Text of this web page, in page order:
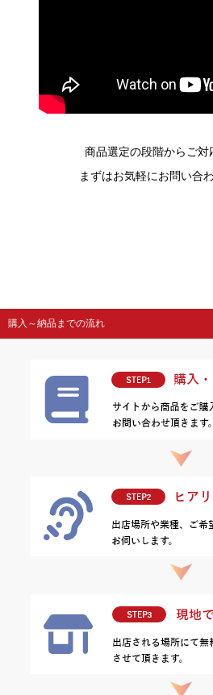
商品選定の段階からご対
まずはお気軽にお問い合
購入～納品までの流れ